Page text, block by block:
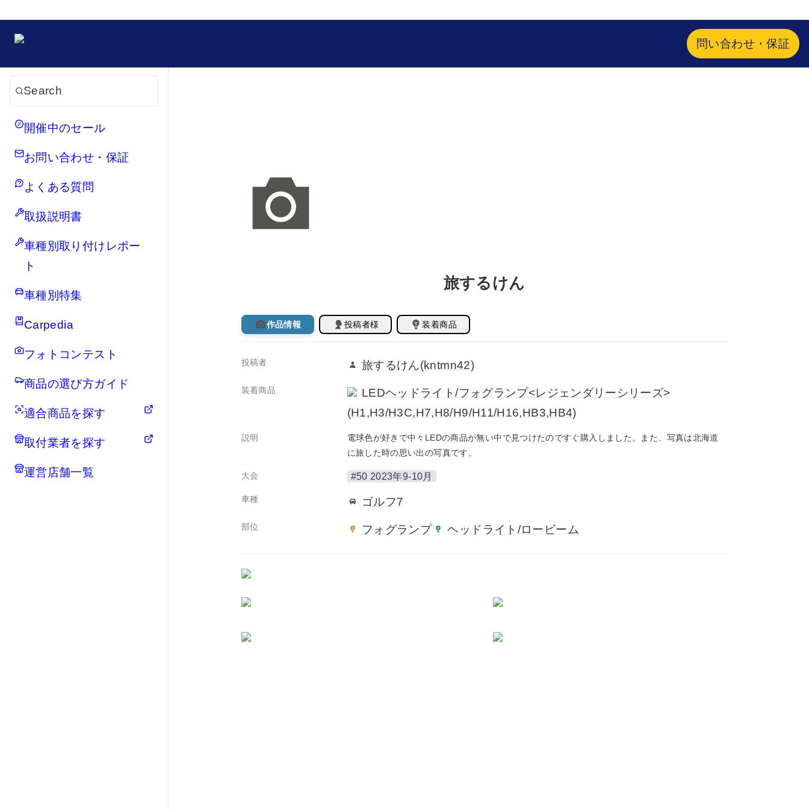
問い合わせ・保証
Search
開催中のセール
お問い合わせ・保証
よくある質問
取扱説明書
車種別取り付けレポー
ト
車種別特集
Carpedia
フォトコンテスト
商品の選び方ガイド
適合商品を探す
取付業者を探す
運営店舗一覧
旅するけん
作品情報 投稿者様 装着商品
投稿者 旅するけん(kntmn42)
装着商品
LEDヘッドライト/フォグランプ<レジェンダリーシリーズ>
(H1,H3/H3C,H7,H8/H9/H11/H16,HB3,HB4)
説明
電球色が好きで中々LEDの商品が無い中で見つけたのですぐ購入しました。また、写真は北海道
に旅した時の思い出の写真です。
大会 #50 2023年9-10月
車種 ゴルフ7
部位 フォグランプ ヘッドライト/ロービーム